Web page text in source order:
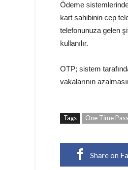
Ödeme
kart sahibinin cep
telefonunuza gelen
kullanılır.
OTP; sistem
vakalarının
Tags One Time
Share on